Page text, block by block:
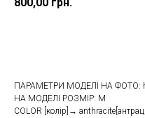
ПАРАМЕТРИ МОДЕЛІ НА ФОТО:
НА МОДЕЛІ РОЗМІР: M
COLOR [колір]→